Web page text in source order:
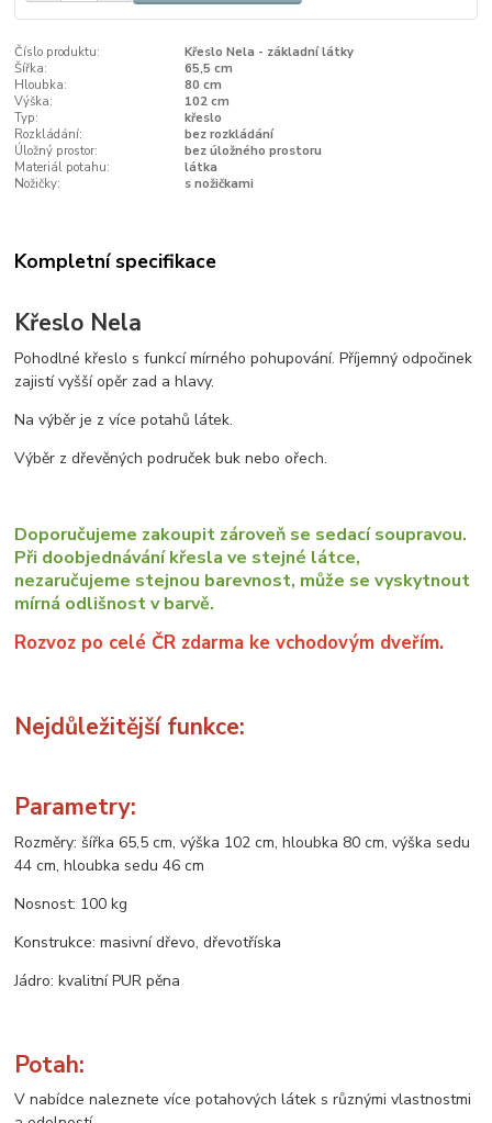
Číslo produktu:
Křeslo Nela - základní látky
Šířka:
65,5 cm
Hloubka:
80 cm
Výška:
102 cm
Typ:
křeslo
Rozkládání:
bez rozkládání
Úložný prostor:
bez úložného prostoru
Materiál potahu:
látka
Nožičky:
s nožičkami
Kompletní specifikace
Křeslo Nela
Pohodlné křeslo s funkcí mírného pohupování. Příjemný odpočinek
zajistí vyšší opěr zad a hlavy.
Na výběr je z více potahů látek.
Výběr z dřevěných područek buk nebo ořech.
Doporučujeme zakoupit zároveň se sedací soupravou.
Při doobjednávání křesla ve stejné látce,
nezaručujeme stejnou barevnost, může se vyskytnout
mírná odlišnost v barvě.
Rozvoz po celé ČR zdarma ke vchodovým dveřím.
Nejdůležitější funkce:
Parametry:
Rozměry: šířka 65,5 cm, výška 102 cm, hloubka 80 cm, výška sedu
44 cm, hloubka sedu 46 cm
Nosnost: 100 kg
Konstrukce: masivní dřevo, dřevotříska
Jádro: kvalitní PUR pěna
Potah:
V nabídce naleznete více potahových látek s různými vlastnostmi